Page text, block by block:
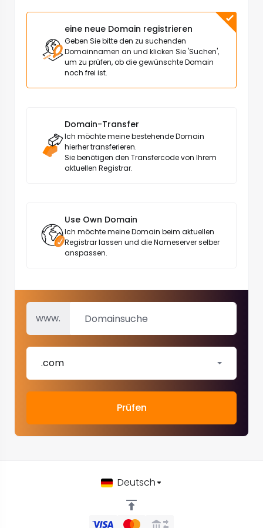
eine neue Domain registrieren
Geben Sie bitte den zu suchenden
Domainnamen an und klicken Sie 'Suchen',
um zu prüfen, ob die gewünschte Domain
noch frei ist.
Domain-Transfer
Ich möchte meine bestehende Domain
hierher transferieren.
Sie benötigen den Transfercode von Ihrem
aktuellen Registrar.
Use Own Domain
Ich möchte meine Domain beim aktuellen
Registrar lassen und die Nameserver selber
anspassen.
www.
.com
Prüfen
Deutsch